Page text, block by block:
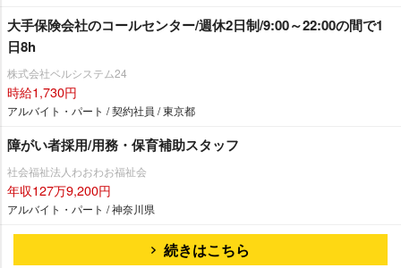
大手保険会社のコールセンター/週休2日制/9:00～22:00の間で1
日8h
株式会社ベルシステム24
時給1,730円
アルバイト・パート / 契約社員 / 東京都
障がい者採用/用務・保育補助スタッフ
社会福祉法人わおわお福祉会
年収127万9,200円
アルバイト・パート / 神奈川県
続きはこちら